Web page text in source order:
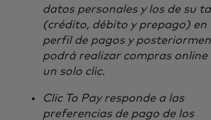
datos personales y los de su
(crédito, débito y prepago) en
perfil de pagos y
podrá realizar compras online
un solo clic.
Clic To Pay responde a las
preferencias de pago de los